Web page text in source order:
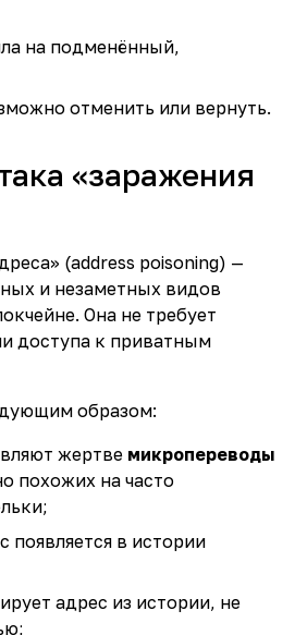
на подменённый,
отменить или вернуть.
«заражения
(address poisoning) —
и незаметных видов
Она не требует
доступа к приватным
образом:
жертве микропереводы
похожих на часто
появляется в истории
адрес из истории, не